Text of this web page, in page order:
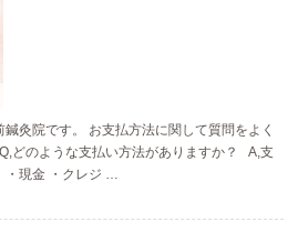
灸院です。 お支払方法に関して質問をよく
どのような支払い方法がありますか？ A,支
・現金 ・クレジ …